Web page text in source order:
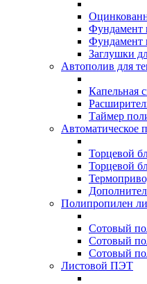
Фундамент
Фундамент
Заглушки
Автополив для
Капельная
Таймер
Автоматическое
Торцевой
Торцевой
Полипропилен
Сотовый
Сотовый
Сотовый
Листовой ПЭТ